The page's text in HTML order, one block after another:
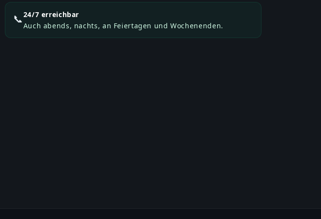
📞24/7 erreichbar
Auch abends, nachts, an Feiertagen und Wochenenden.